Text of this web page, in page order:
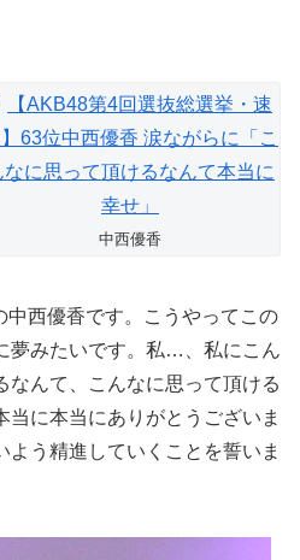
中西優香
西優香です。こうやってこの
夢みたいです。私…、私にこん
なんて、こんなに思って頂ける
当に本当にありがとうございま
よう精進していくことを誓いま